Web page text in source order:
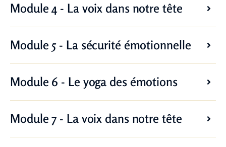
Module 4 - La voix dans notre tête
Module 5 - La sécurité émotionnelle
Module 6 - Le yoga des émotions
Module 7 - La voix dans notre tête